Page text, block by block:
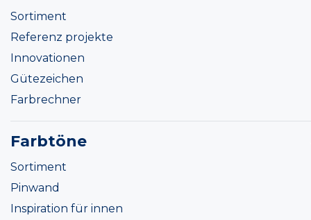
Sortiment
Referenz projekte
Innovationen
Gütezeichen
Farbrechner
Farbtöne
Sortiment
Pinwand
Inspiration für innen